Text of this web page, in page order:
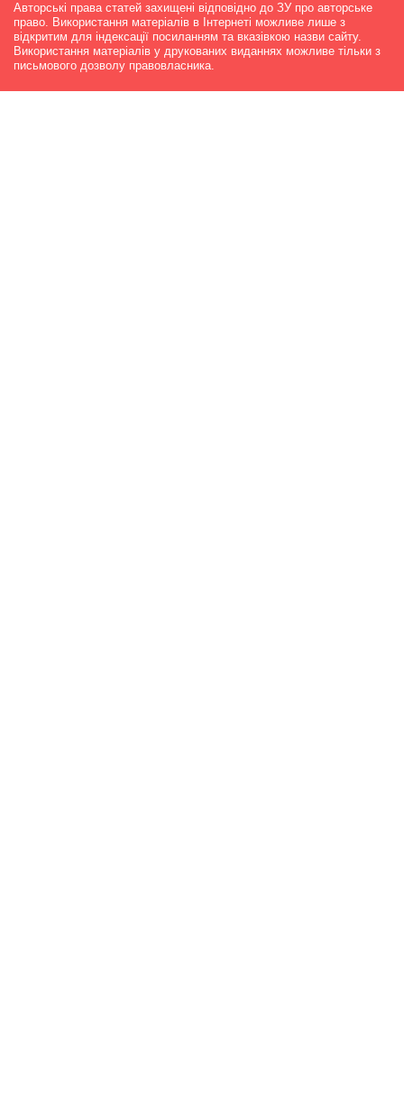
Авторські права статей захищені відповідно до ЗУ про авторське
право. Використання матеріалів в Інтернеті можливе лише з
відкритим для індексації посиланням та вказівкою назви сайту.
Використання матеріалів у друкованих виданнях можливе тільки з
письмового дозволу правовласника.